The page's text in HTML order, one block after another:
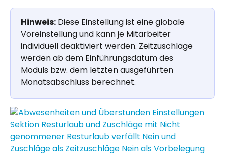
Hinweis: Diese Einstellung ist eine globale
Voreinstellung und kann je Mitarbeiter
individuell deaktiviert werden. Zeitzuschläge
werden ab dem Einführungsdatum des
Moduls bzw. dem letzten ausgeführten
Monatsabschluss berechnet.